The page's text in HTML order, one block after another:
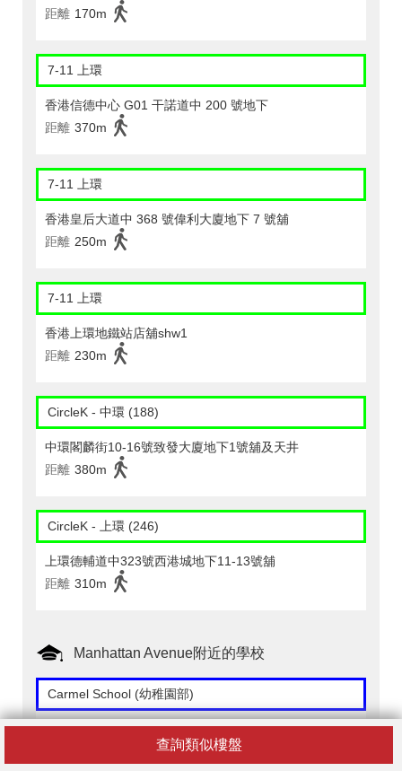
查詢類似樓盤
距離 170m
7-11 上環
香港信德中心 G01 干諾道中 200 號地下
距離 370m
7-11 上環
香港皇后大道中 368 號偉利大廈地下 7 號舖
距離 250m
7-11 上環
香港上環地鐵站店舖shw1
距離 230m
CircleK - 中環 (188)
中環閣麟街10-16號致發大廈地下1號舖及天井
距離 380m
CircleK - 上環 (246)
上環德輔道中323號西港城地下11-13號舖
距離 310m
Manhattan Avenue附近的學校
Carmel School (幼稚園部)
香港半山羅便臣道７０號３＆４樓